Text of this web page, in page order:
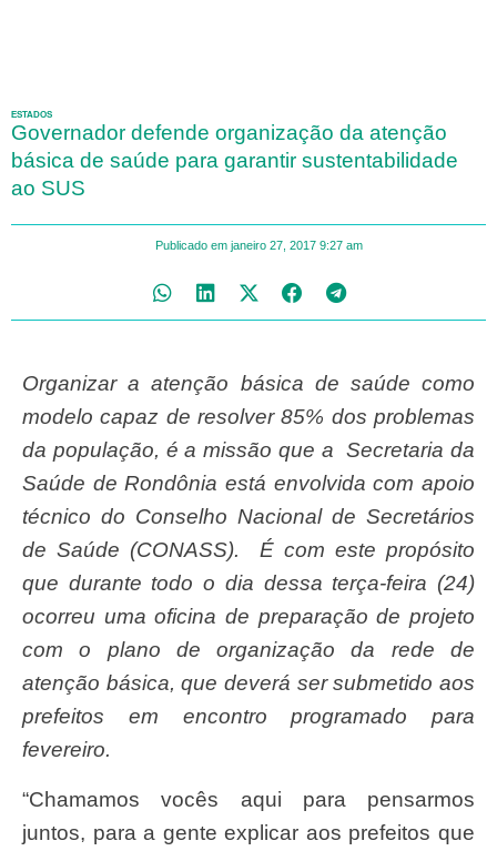
ESTADOS
Governador defende organização da atenção
básica de saúde para garantir sustentabilidade
ao SUS
Publicado em janeiro 27, 2017 9:27 am
Organizar a atenção básica de saúde como
modelo capaz de resolver 85% dos problemas
da população, é a missão que a Secretaria da
Saúde de Rondônia está envolvida com apoio
técnico do Conselho Nacional de Secretários
de Saúde (CONASS). É com este propósito
que durante todo o dia dessa terça-feira (24)
ocorreu uma oficina de preparação de projeto
com o plano de organização da rede de
atenção básica, que deverá ser submetido aos
prefeitos em encontro programado para
fevereiro.
“Chamamos vocês aqui para pensarmos
juntos, para a gente explicar aos prefeitos que